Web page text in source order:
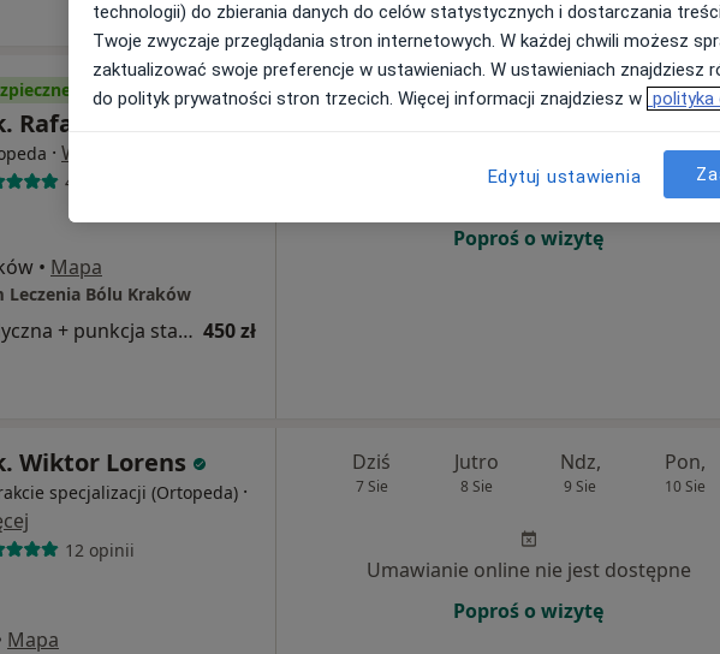
płatności
Rafał Kurek
· Więcej
40 opinii
• Mapa
Bólu Kraków
Konsultacja ortopedyczna + punkcja stawów 450 zł
Dziś Jutro Ndz,
9 Sie
Pon,
10 Sie
Umawianie online nie jest dostępne
Poproś o wizytę
Wiktor Lorens
specjalizacji (Ortopeda) ·
12 opinii
Mapa
Dziś
7 Sie
Jutro
8 Sie
Ndz,
9 Sie
Pon,
10 Sie
Umawianie online nie jest dostępne
Poproś o wizytę
technologii) do zbierania danych do celów statystycznych i dostarczania
Twoje zwyczaje przeglądania stron internetowych. W każdej chwili możesz
zaktualizować swoje preferencje w ustawieniach. W ustawieniach znajdziesz
do polityk prywatności stron trzecich. Więcej informacji znajdziesz w polityka
Edytuj ustawienia